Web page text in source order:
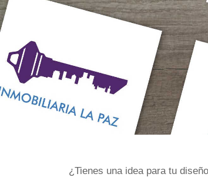
¿Tienes una idea para tu